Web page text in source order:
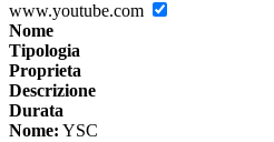
www.youtube.com
Nome
Tipologia
Proprieta
Descrizione
Durata
Nome: YSC